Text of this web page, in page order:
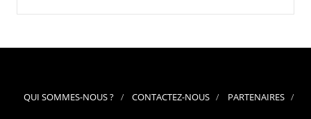
QUI SOMMES-NOUS ? CONTACTEZ-NOUS PARTENAIRES